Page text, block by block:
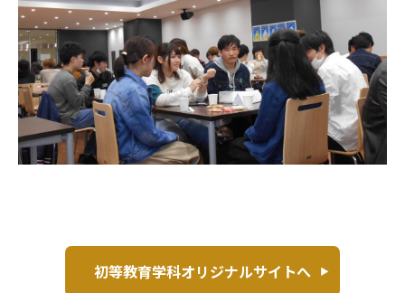
初等教育学科オリジナルサイトへ